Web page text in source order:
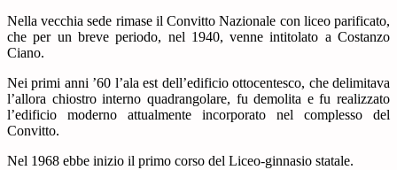
Nella vecchia sede rimase il Convitto Nazionale con liceo parificato,
che per un breve periodo, nel 1940, venne intitolato a Costanzo
Ciano.
Nei primi anni ’60 l’ala est dell’edificio ottocentesco, che delimitava
l’allora chiostro interno quadrangolare, fu demolita e fu realizzato
l’edificio moderno attualmente incorporato nel complesso del
Convitto.
Nel 1968 ebbe inizio il primo corso del Liceo-ginnasio statale.